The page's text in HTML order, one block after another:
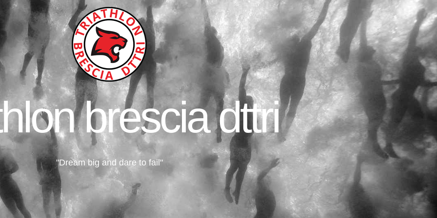
brescia dttri
"Dream big and dare to fail"